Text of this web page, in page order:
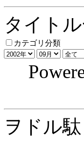
タイト
カテゴリ分類
ヲドル